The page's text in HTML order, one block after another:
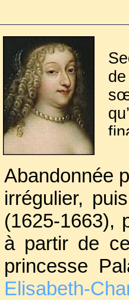
Abandonnée
irrégulier,
(1625-1663),
à partir de
princesse
Elisabeth-